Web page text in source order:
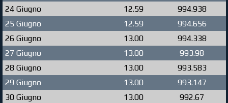
24 Giugno
12.59
994.938
25 Giugno
12.59
994.656
26 Giugno
13.00
994.338
27 Giugno
13.00
993.98
28 Giugno
13.00
993.583
29 Giugno
13.00
993.147
30 Giugno
13.00 992.67